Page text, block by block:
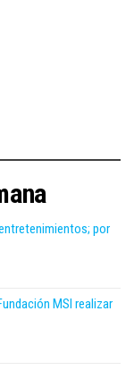
por
MSI realizar